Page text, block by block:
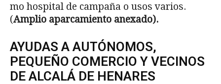
mo hospital de campaña o usos varios.
(Amplio aparcamiento anexado).
AYUDAS A AUTÓNOMOS,
PEQUEÑO COMERCIO Y VECINOS
DE ALCALÁ DE HENARES